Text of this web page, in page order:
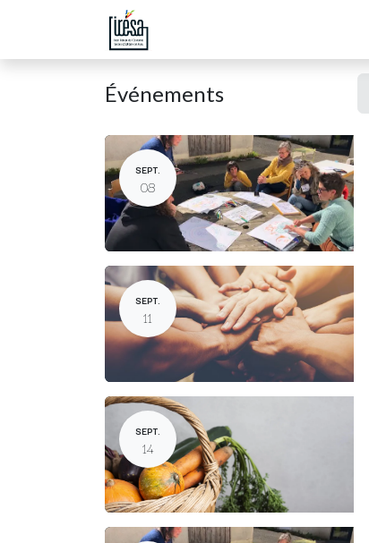
Événements
SEPT.
08
SEPT.
11
SEPT.
14